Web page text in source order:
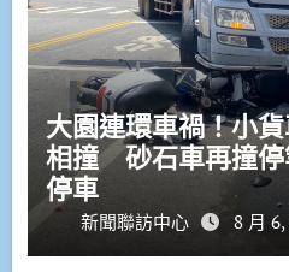
大園連環車禍！小
相撞 砂石車再撞停
停車
新聞聯訪中心 8 月 6,